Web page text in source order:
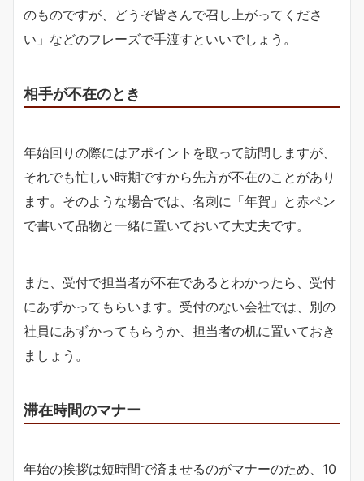
のものですが、どうぞ皆さんで召し上がってくださ
い」などのフレーズで手渡すといいでしょう。
相手が不在のとき
年始回りの際にはアポイントを取って訪問しますが、
それでも忙しい時期ですから先方が不在のことがあり
ます。そのような場合では、名刺に「年賀」と赤ペン
で書いて品物と一緒に置いておいて大丈夫です。
また、受付で担当者が不在であるとわかったら、受付
にあずかってもらいます。受付のない会社では、別の
社員にあずかってもらうか、担当者の机に置いておき
ましょう。
滞在時間のマナー
年始の挨拶は短時間で済ませるのがマナーのため、10